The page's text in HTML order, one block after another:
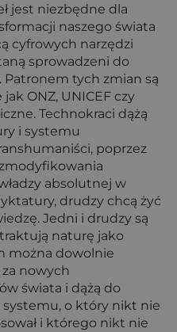
jest niezbędne dla
naszego świata
cyfrowych narzędzi
sprowadzeni do
tych zmian są
ONZ, UNICEF czy
Technokraci dążą
i systemu
poprzez
absolutnej w
drudzy chcą żyć
Jedni i drudzy są
naturę jako
można dowolnie
nowych
świata i dążą do
o który nikt nie
i którego nikt nie